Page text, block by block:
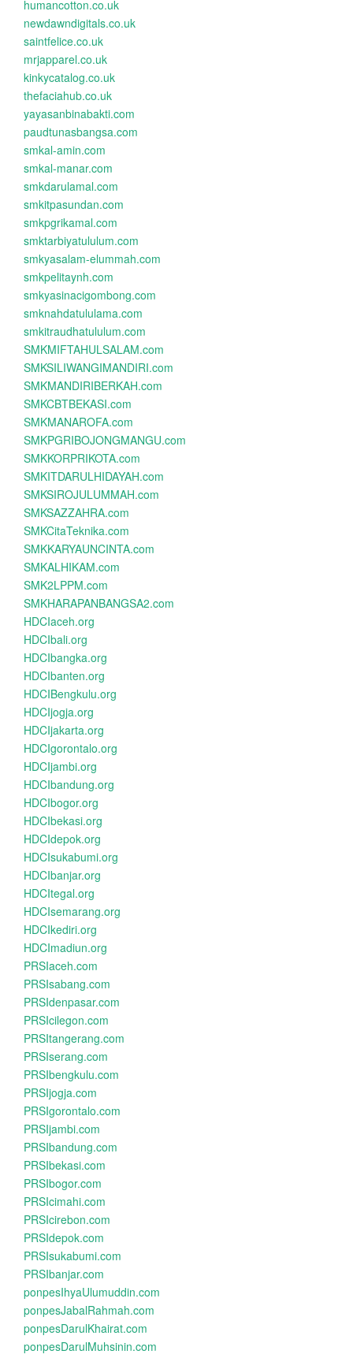
humancotton.co.uk
newdawndigitals.co.uk
saintfelice.co.uk
mrjapparel.co.uk
kinkycatalog.co.uk
thefaciahub.co.uk
yayasanbinabakti.com
paudtunasbangsa.com
smkal-amin.com
smkal-manar.com
smkdarulamal.com
smkitpasundan.com
smkpgrikamal.com
smktarbiyatululum.com
smkyasalam-elummah.com
smkpelitaynh.com
smkyasinacigombong.com
smknahdatululama.com
smkitraudhatululum.com
SMKMIFTAHULSALAM.com
SMKSILIWANGIMANDIRI.com
SMKMANDIRIBERKAH.com
SMKCBTBEKASI.com
SMKMANAROFA.com
SMKPGRIBOJONGMANGU.com
SMKKORPRIKOTA.com
SMKITDARULHIDAYAH.com
SMKSIROJULUMMAH.com
SMKSAZZAHRA.com
SMKCitaTeknika.com
SMKKARYAUNCINTA.com
SMKALHIKAM.com
SMK2LPPM.com
SMKHARAPANBANGSA2.com
HDCIaceh.org
HDCIbali.org
HDCIbangka.org
HDCIbanten.org
HDCIBengkulu.org
HDCIjogja.org
HDCIjakarta.org
HDCIgorontalo.org
HDCIjambi.org
HDCIbandung.org
HDCIbogor.org
HDCIbekasi.org
HDCIdepok.org
HDCIsukabumi.org
HDCIbanjar.org
HDCItegal.org
HDCIsemarang.org
HDCIkediri.org
HDCImadiun.org
PRSIaceh.com
PRSIsabang.com
PRSIdenpasar.com
PRSIcilegon.com
PRSItangerang.com
PRSIserang.com
PRSIbengkulu.com
PRSIjogja.com
PRSIgorontalo.com
PRSIjambi.com
PRSIbandung.com
PRSIbekasi.com
PRSIbogor.com
PRSIcimahi.com
PRSIcirebon.com
PRSIdepok.com
PRSIsukabumi.com
PRSIbanjar.com
ponpesIhyaUlumuddin.com
ponpesJabalRahmah.com
ponpesDarulKhairat.com
ponpesDarulMuhsinin.com